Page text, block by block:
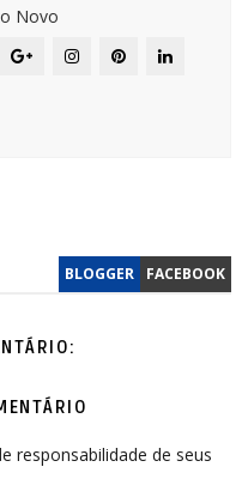
Novo
BLOGGER FACEBOOK
responsabilidade de seus